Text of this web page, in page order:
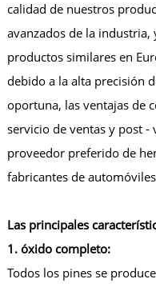
calidad de nuestros
avanzados de la
productos similares en
debido a la alta precisión
oportuna, las ventajas de
servicio de ventas y post -
proveedor preferido de
fabricantes de
Las principales
1. óxido completo:
Todos los pines se